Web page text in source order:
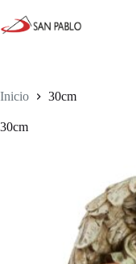
Inicio 30cm
30cm